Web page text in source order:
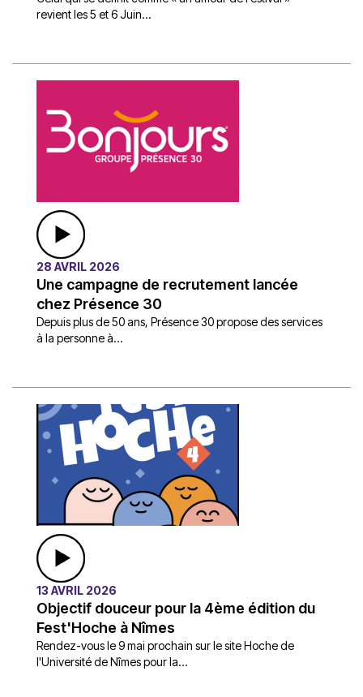
revient les 5 et 6 Juin...
28 AVRIL 2026
Une campagne de recrutement lancée
chez Présence 30
Depuis plus de 50 ans, Présence 30 propose des services
à la personne à...
13 AVRIL 2026
Objectif douceur pour la 4ème édition du
Fest'Hoche à Nîmes
Rendez-vous le 9 mai prochain sur le site Hoche de
l'Université de Nîmes pour la...